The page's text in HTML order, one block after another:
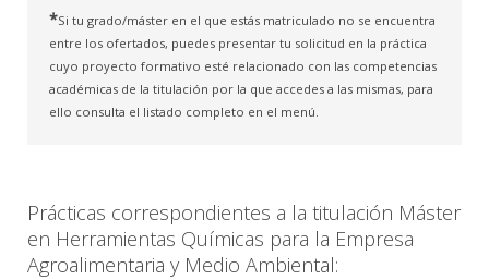
*Si tu grado/máster en el que estás matriculado no se encuentra
entre los ofertados, puedes presentar tu solicitud en la práctica
cuyo proyecto formativo esté relacionado con las competencias
académicas de la titulación por la que accedes a las mismas, para
ello consulta el listado completo en el menú.
Prácticas correspondientes a la titulación Máster
en Herramientas Químicas para la Empresa
Agroalimentaria y Medio Ambiental: